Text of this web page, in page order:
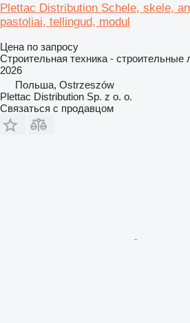
Plettac Distribution Schele, skele,
pastoliai, tellingud, modul
Цена по запросу
Строительная техника - строительные
2026
Польша, Ostrzeszów
Plettac Distribution Sp. z o. o.
Связаться с продавцом